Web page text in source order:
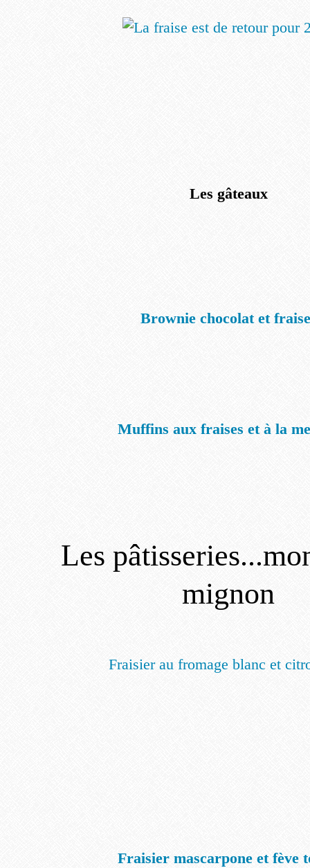
Les gâteaux
Brownie chocolat et
Muffins aux fraises et à la
Les
mignon
Fraisier au fromage blanc et
Fraisier mascarpone et fève